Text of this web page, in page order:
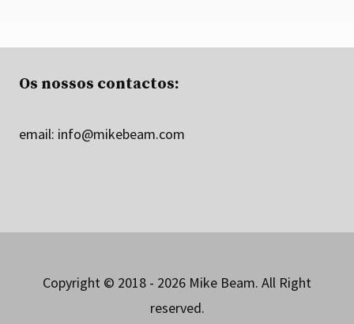
Os nossos contactos:
email: info@mikebeam.com
Copyright © 2018 - 2026 Mike Beam. All Right
reserved.